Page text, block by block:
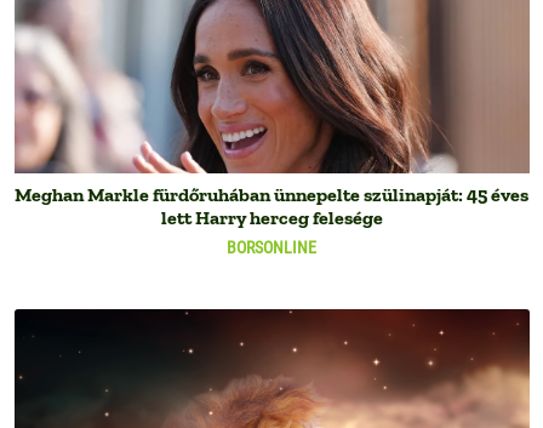
BORSONLINE
Meghan Markle fürdőruhában ünnepelte szülinapját: 45 éves
lett Harry herceg felesége